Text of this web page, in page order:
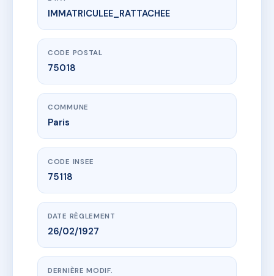
www.vme.plus/AC6747398
14 rue charles nodier
14 r charles nodier
IMMATRICULEE_RATTACHEE
CODE POSTAL
75018
COMMUNE
Paris
CODE INSEE
75118
DATE RÈGLEMENT
26/02/1927
DERNIÈRE MODIF.